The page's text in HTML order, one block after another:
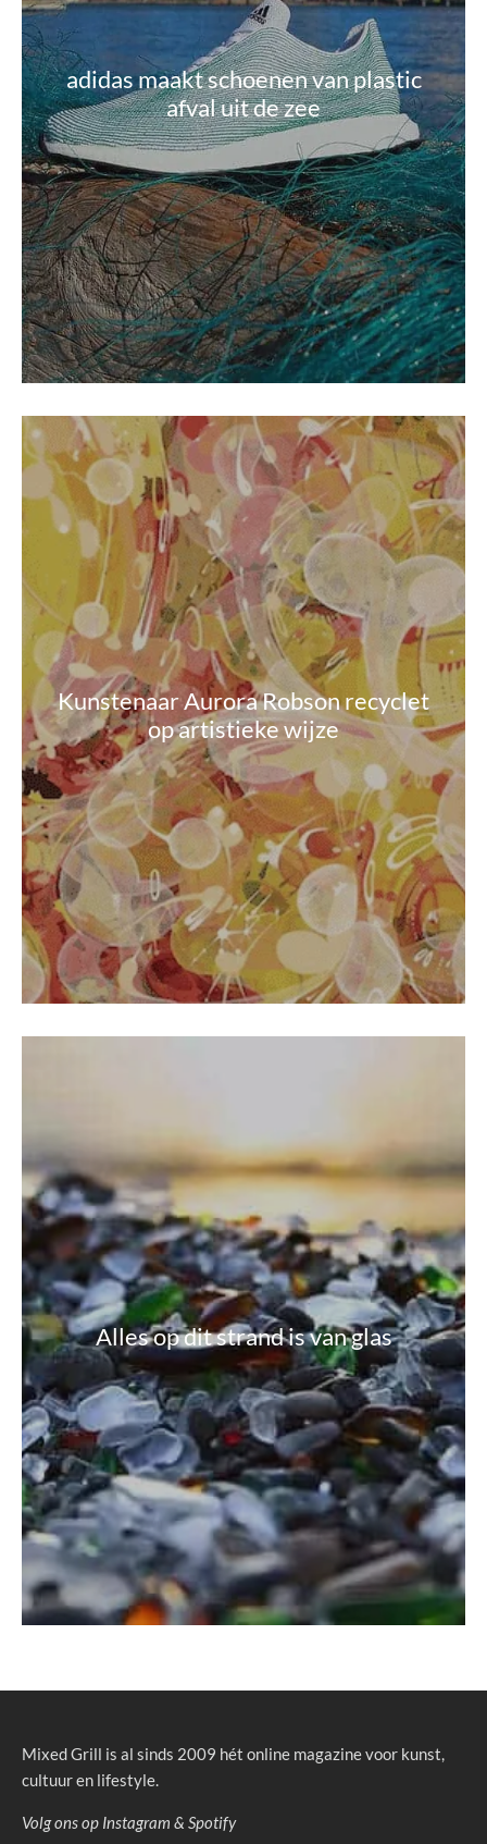
adidas maakt schoenen van plastic
afval uit de zee
Kunstenaar Aurora Robson recyclet
op artistieke wijze
Alles op dit strand is van glas
Mixed Grill is al sinds 2009 hét online magazine voor kunst,
cultuur en lifestyle.
Volg ons op Instagram & Spotify